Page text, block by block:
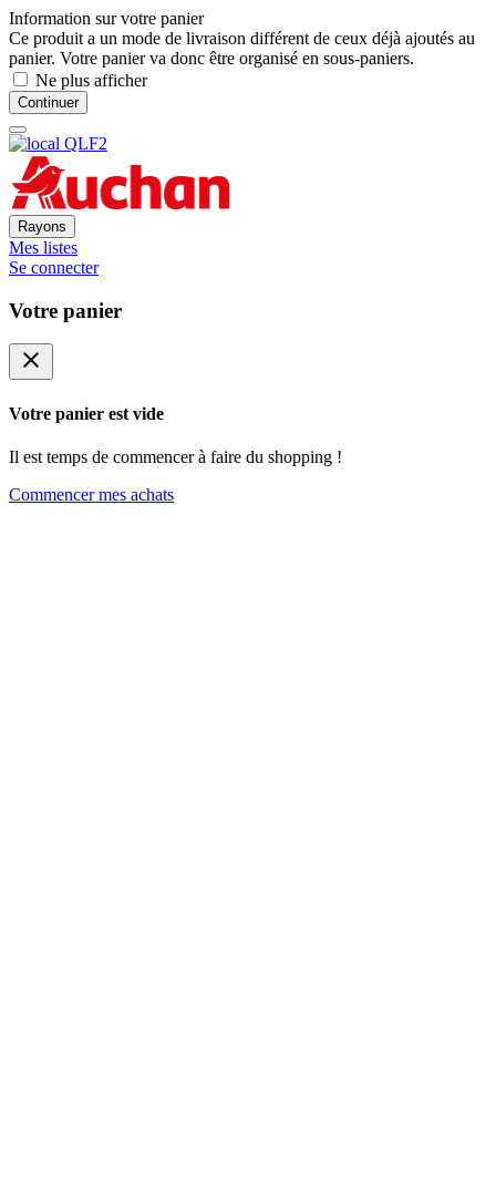
Information sur votre panier
Ce produit a un mode de livraison différent de ceux déjà ajoutés au
panier. Votre panier va donc être organisé en sous-paniers.
Ne plus afficher
Continuer
Rayons
Mes listes
Se connecter
Votre panier
close
Votre panier est vide
Il est temps de commencer à faire du shopping !
Commencer mes achats